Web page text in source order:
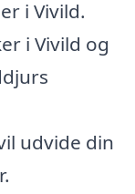
i Vivild.
i Vivild og
udvide din